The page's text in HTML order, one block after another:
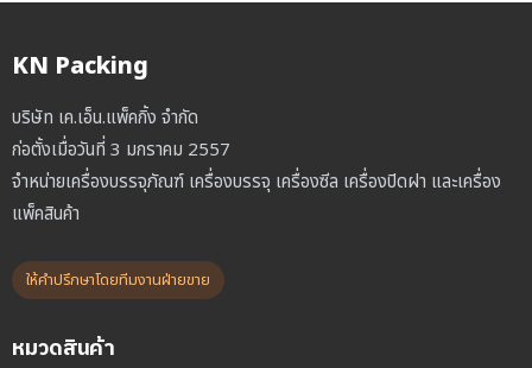
KN Packing
บริษัท เค.เอ็น.แพ็คกิ้ง จำกัด
ก่อตั้งเมื่อวันที่ 3 มกราคม 2557
จำหน่ายเครื่องบรรจุภัณฑ์ เครื่องบรรจุ เครื่องซีล เครื่องปิดฝา และเครื่อง
แพ็คสินค้า
ให้คำปรึกษาโดยทีมงานฝ่ายขาย
หมวดสินค้า